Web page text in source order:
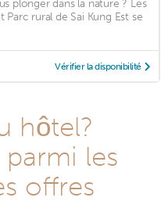
plonger dans la nature ? Les
Parc rural de Sai Kung Est se
Vérifier la disponibilité
hôtel?
les
offres